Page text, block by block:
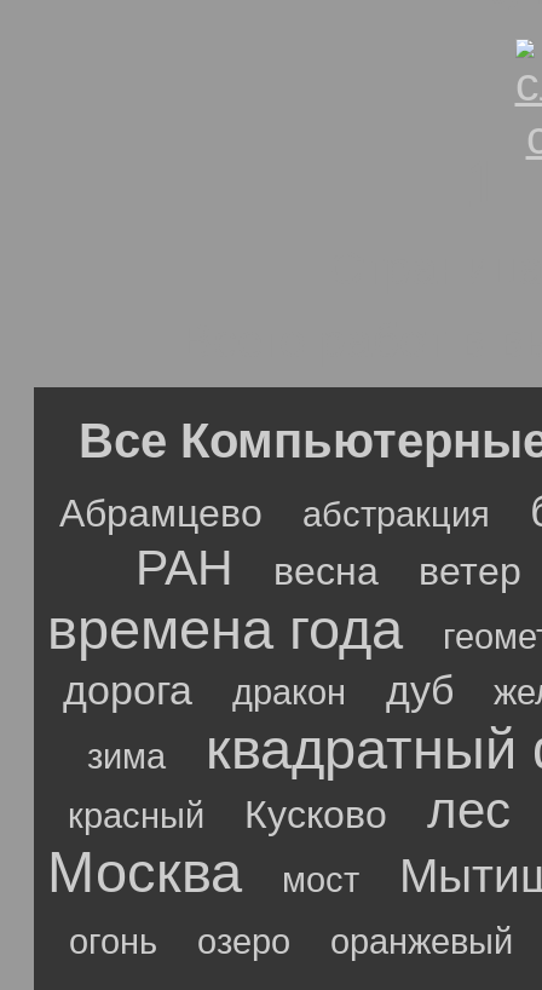
Все
Абрамцево абстракция
РАН весна ветер
времена года
дорога дракон дуб
зима
красный Кусково лес
Москва мост
огонь озеро оранжевый